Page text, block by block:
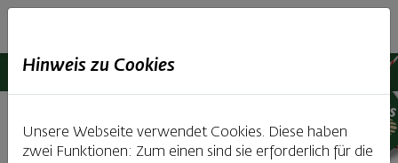
Haubiversum
Hinweis zu Cookies
Unsere Webseite verwendet Cookies. Diese haben
zwei Funktionen: Zum einen sind sie erforderlich für die